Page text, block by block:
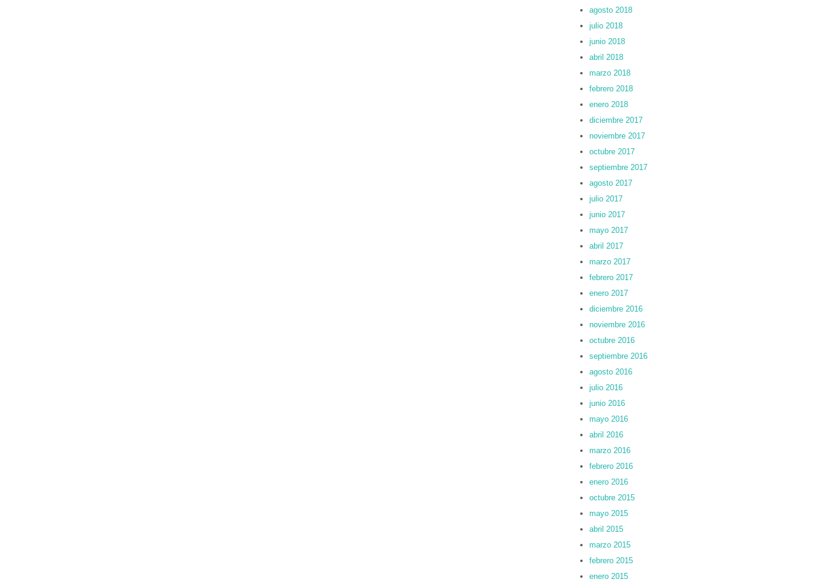
agosto 2018
julio 2018
junio 2018
abril 2018
marzo 2018
febrero 2018
enero 2018
diciembre 2017
noviembre 2017
octubre 2017
septiembre 2017
agosto 2017
julio 2017
junio 2017
mayo 2017
abril 2017
marzo 2017
febrero 2017
enero 2017
diciembre 2016
noviembre 2016
octubre 2016
septiembre 2016
agosto 2016
julio 2016
junio 2016
mayo 2016
abril 2016
marzo 2016
febrero 2016
enero 2016
octubre 2015
mayo 2015
abril 2015
marzo 2015
febrero 2015
enero 2015